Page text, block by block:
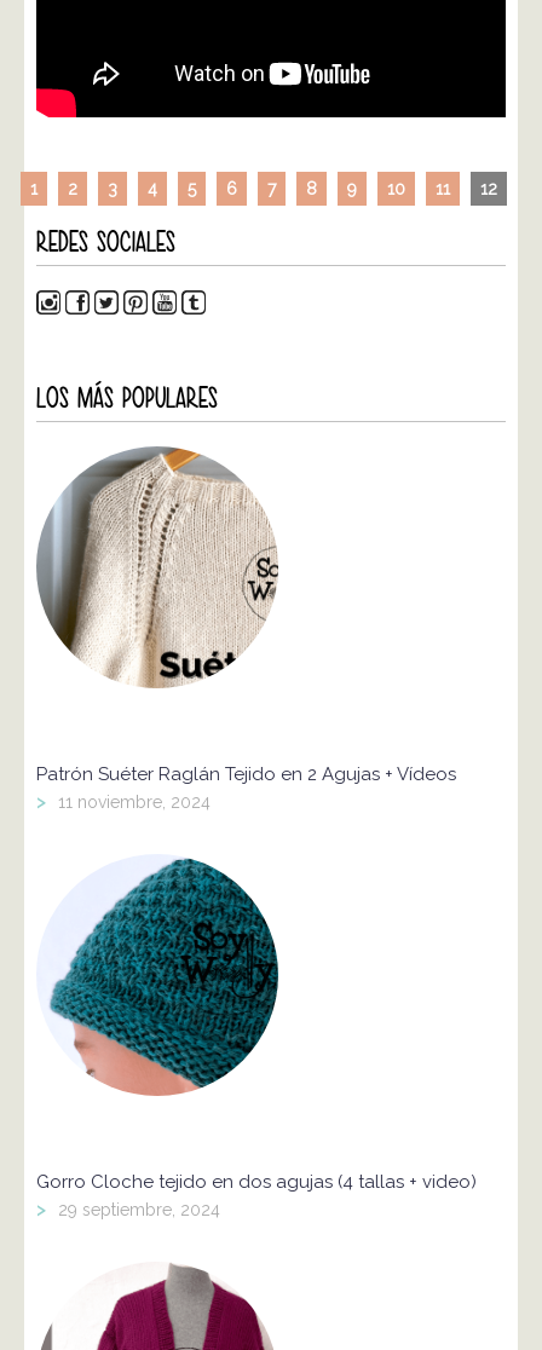
1 2 3 4 5 6 7 8 9 10 11 12
REDES SOCIALES
LOS MÁS POPULARES
Patrón Suéter Raglán Tejido en 2 Agujas + Vídeos
> 11 noviembre, 2024
Gorro Cloche tejido en dos agujas (4 tallas + video)
> 29 septiembre, 2024